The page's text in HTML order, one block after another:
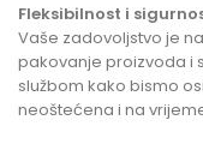
Fleksibilnost i
Vaše zadovoljstvo je
pakovanje proizvoda i
službom kako bismo
neoštećena i na